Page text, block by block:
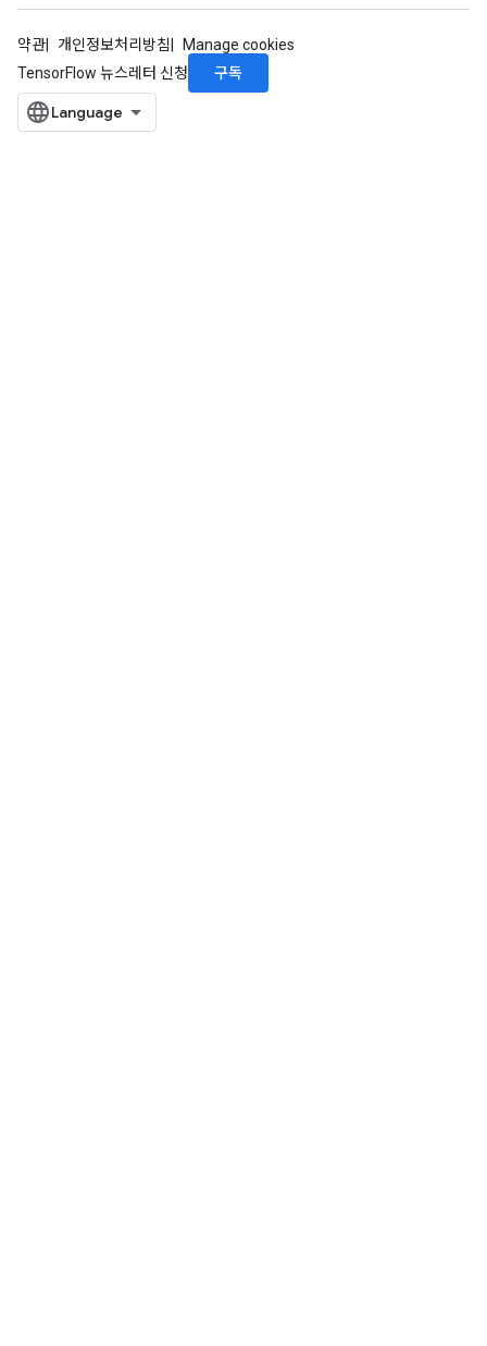
약관 개인정보처리방침
Manage cookies
TensorFlow 뉴스레터 신청
구독